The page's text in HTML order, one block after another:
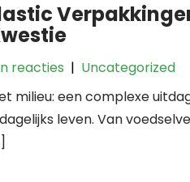
reacties | Uncategorized
milieu: een complexe
leven. Van